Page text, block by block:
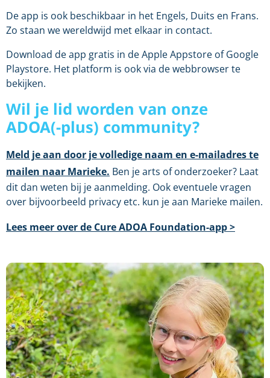
De app is ook beschikbaar in het Engels, Duits en Frans.
Zo staan we wereldwijd met elkaar in contact.
Download de app gratis in de Apple Appstore of Google
Playstore. Het platform is ook via de webbrowser te
bekijken.
Wil je lid worden van onze
ADOA(-plus) community?
Meld je aan door je volledige naam en e-mailadres te
mailen naar Marieke. Ben je arts of onderzoeker? Laat
dit dan weten bij je aanmelding. Ook eventuele vragen
over bijvoorbeeld privacy etc. kun je aan Marieke mailen.
Lees meer over de Cure ADOA Foundation-app >